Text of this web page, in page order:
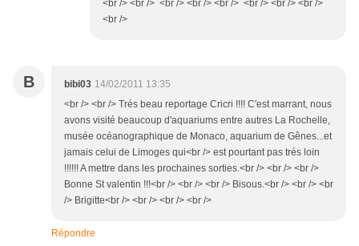
<br /> <br /> <br /> <br /> <br /> <br /> <br /> <br />
<br />
B bibi03 14/02/2011 13:35
<br /> <br /> Trés beau reportage Cricri !!!! C'est marrant, nous
avons visité beaucoup d'aquariums entre autres La Rochelle,
musée océanographique de Monaco, aquarium de Gênes...et
jamais celui de Limoges qui<br /> est pourtant pas trés loin
!!!!!! A mettre dans les prochaines sorties.<br /> <br /> <br />
Bonne St valentin !!!<br /> <br /> <br /> Bisous.<br /> <br /> <br
/> Brigitte<br /> <br /> <br /> <br />
Répondre